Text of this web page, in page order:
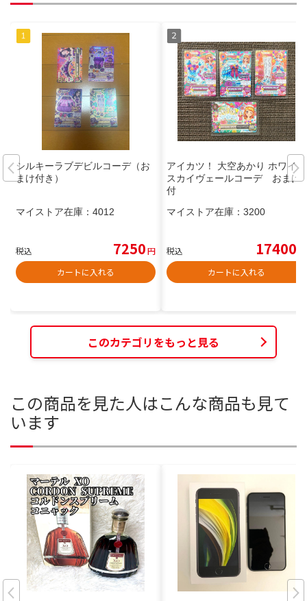
シルキーラブデビルコーデ（お
まけ付き）
マイストア在庫： 4012
税込 7250円
カートに入れる
アイカツ！ 大空あかり ホワイト
スカイヴェールコーデ おまけ
付
マイストア在庫： 3200
税込 17400
カートに入れる
このカテゴリをもっと見る
この商品を見た人はこんな商品も見て
います